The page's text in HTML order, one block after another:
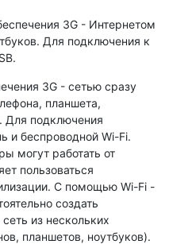
3G - Интернетом
Для подключения к
3G - сетью сразу
планшета,
Для подключения
и беспроводной Wi-Fi.
могут работать от
пользоваться
С помощью Wi-Fi -
создать
из нескольких
планшетов, ноутбуков).